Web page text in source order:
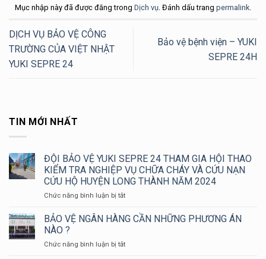
TIN MỚI NHẤT
ĐỘI BẢO VỆ YUKI SEPRE 24 THAM GIA HỘI THAO
KIỂM TRA NGHIỆP VỤ CHỮA CHÁY VÀ CỨU NẠN
CỨU HỘ HUYỆN LONG THÀNH NĂM 2024
Chức năng bình luận bị tắtở
BẢO
SEPRE
BẢO VỆ NGÂN HÀNG CẦN NHỮNG PHƯƠNG ÁN
NÀO ?
Chức năng bình luận bị tắtở
Mục nhập này đã được đăng trong Dịch vụ. Đánh dấu trang permalink.
DỊCH VỤ BẢO VỆ CÔNG
TRƯỜNG CỦA VIỆT NHẬT
YUKI SEPRE 24
Bảo vệ bệnh viện – YUKI
SEPRE 24H